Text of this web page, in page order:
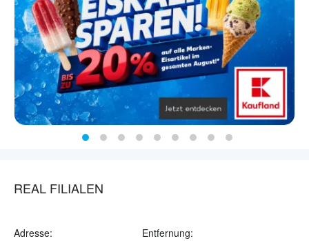
REAL FILIALEN
Adresse: Entfernung: